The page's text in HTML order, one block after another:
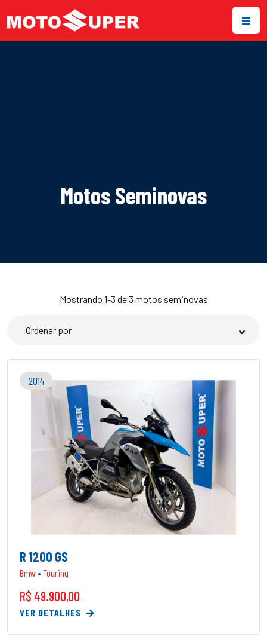
Motos Seminovas
Mostrando 1-3 de 3 motos seminovas
2014
R 1200 GS
Bmw • Touring
R$ 49.900,00
VER DETALHES